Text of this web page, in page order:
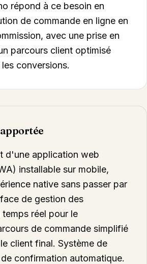
répond à ce besoin en
de commande en ligne en
avec une prise en
parcours client optimisé
conversions.
d'une application web
installable sur mobile,
native sans passer par
de gestion des
réel pour le
de commande simplifié
client final. Système de
confirmation automatique.